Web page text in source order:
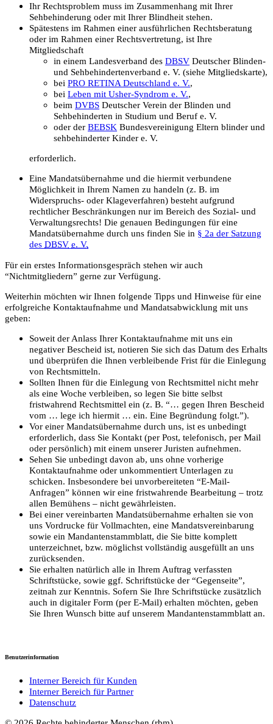
Ihr Rechtsproblem muss im Zusammenhang mit Ihrer
Sehbehinderung oder mit Ihrer Blindheit stehen.
Spätestens im Rahmen einer ausführlichen Rechtsberatung
oder im Rahmen einer Rechtsvertretung, ist Ihre
Mitgliedschaft
in einem Landesverband des DBSV Deutscher Blinden-
und Sehbehindertenverband e. V. (siehe Mitgliedskarte),
bei PRO RETINA Deutschland e. V.,
bei Leben mit Usher-Syndrom e. V.,
beim DVBS Deutscher Verein der Blinden und
Sehbehinderten in Studium und Beruf e. V.
oder der BEBSK Bundesvereinigung Eltern blinder und
sehbehinderter Kinder e. V.
erforderlich.
Eine Mandatsübernahme und die hiermit verbundene
Möglichkeit in Ihrem Namen zu handeln (z. B. im
Widerspruchs- oder Klageverfahren) besteht aufgrund
rechtlicher Beschränkungen nur im Bereich des Sozial- und
Verwaltungsrechts! Die genauen Bedingungen für eine
Mandatsübernahme durch uns finden Sie in § 2a der Satzung
des DBSV e. V.
Für ein erstes Informationsgespräch stehen wir auch
“Nichtmitgliedern” gerne zur Verfügung.
Weiterhin möchten wir Ihnen folgende Tipps und Hinweise für eine
erfolgreiche Kontaktaufnahme und Mandatsabwicklung mit uns
geben:
Soweit der Anlass Ihrer Kontaktaufnahme mit uns ein
negativer Bescheid ist, notieren Sie sich das Datum des Erhalts
und überprüfen die Ihnen verbleibende Frist für die Einlegung
von Rechtsmitteln.
Sollten Ihnen für die Einlegung von Rechtsmittel nicht mehr
als eine Woche verbleiben, so legen Sie bitte selbst
fristwahrend Rechtsmittel ein (z. B. “… gegen Ihren Bescheid
vom … lege ich hiermit … ein. Eine Begründung folgt.”).
Vor einer Mandatsübernahme durch uns, ist es unbedingt
erforderlich, dass Sie Kontakt (per Post, telefonisch, per Mail
oder persönlich) mit einem unserer Juristen aufnehmen.
Sehen Sie unbedingt davon ab, uns ohne vorherige
Kontaktaufnahme oder unkommentiert Unterlagen zu
schicken. Insbesondere bei unvorbereiteten “E-Mail-
Anfragen” können wir eine fristwahrende Bearbeitung – trotz
allen Bemühens – nicht gewährleisten.
Bei einer vereinbarten Mandatsübernahme erhalten sie von
uns Vordrucke für Vollmachten, eine Mandatsvereinbarung
sowie ein Mandantenstammblatt, die Sie bitte komplett
unterzeichnet, bzw. möglichst vollständig ausgefüllt an uns
zurücksenden.
Sie erhalten natürlich alle in Ihrem Auftrag verfassten
Schriftstücke, sowie ggf. Schriftstücke der “Gegenseite”,
zeitnah zur Kenntnis. Sofern Sie Ihre Schriftstücke zusätzlich
auch in digitaler Form (per E-Mail) erhalten möchten, geben
Sie Ihren Wunsch bitte auf unserem Mandantenstammblatt an.
Benutzerinformation
Interner Bereich für Kunden
Interner Bereich für Partner
Datenschutz